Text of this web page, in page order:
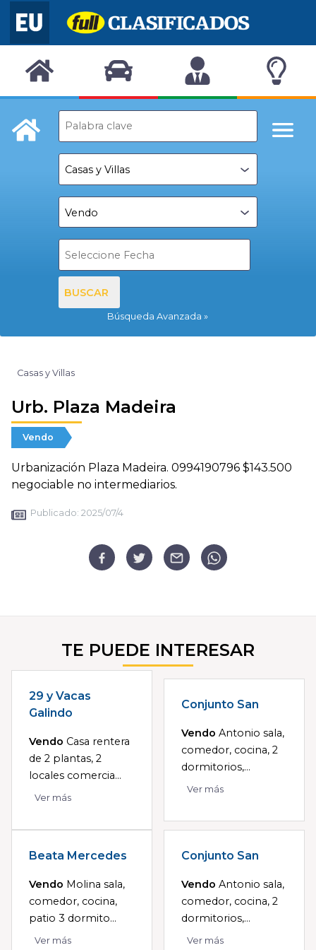
BUSCAR
Búsqueda Avanzada
Casas y Villas
Urb. Plaza Madeira
Vendo
Urbanización Plaza Madeira. 0994190796 $143.500
negociable no intermediarios.
Publicado: 2025/07/4
TE PUEDE INTERESAR
29 y Vacas
Galindo
Vendo Casa rentera
de 2 plantas, 2
locales comercia...
Ver más
Conjunto San
Vendo Antonio sala,
comedor, cocina, 2
dormitorios,...
Ver más
Beata Mercedes
Vendo Molina sala,
comedor, cocina,
patio 3 dormito...
Ver más
Conjunto San
Vendo Antonio sala,
comedor, cocina, 2
dormitorios,...
Ver más